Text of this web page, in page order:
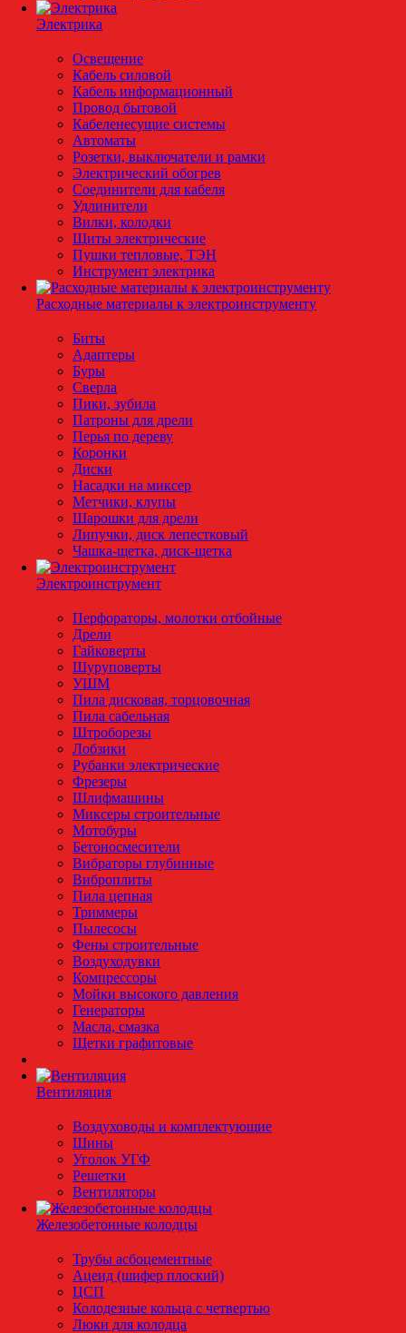
Электрика
Освещение
Кабель силовой
Кабель информационный
Провод бытовой
Кабеленесущие системы
Автоматы
Розетки, выключатели и рамки
Электрический обогрев
Соединители для кабеля
Удлинители
Вилки, колодки
Щиты электрические
Пушки тепловые, ТЭН
Инструмент электрика
Расходные материалы к электроинструменту
Биты
Адаптеры
Буры
Сверла
Пики, зубила
Патроны для дрели
Перья по дереву
Коронки
Диски
Насадки на миксер
Метчики, клупы
Шарошки для дрели
Липучки, диск лепестковый
Чашка-щетка, диск-щетка
Электроинструмент
Перфораторы, молотки отбойные
Дрели
Гайковерты
Шуруповерты
УШМ
Пила дисковая, торцовочная
Пила сабельная
Штроборезы
Лобзики
Рубанки электрические
Фрезеры
Шлифмашины
Миксеры строительные
Мотобуры
Бетоносмесители
Вибраторы глубинные
Виброплиты
Пила цепная
Триммеры
Пылесосы
Фены строительные
Воздуходувки
Компрессоры
Мойки высокого давления
Генераторы
Масла, смазка
Щетки графитовые
Вентиляция
Воздуховоды и комплектующие
Шины
Уголок УГФ
Решeтки
Вентиляторы
Железобетонные колодцы
Трубы асбоцементные
Ацеид (шифер плоский)
ЦСП
Колодезные кольца с четвертью
Люки для колодца